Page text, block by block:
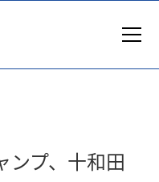
ンプ、十和田